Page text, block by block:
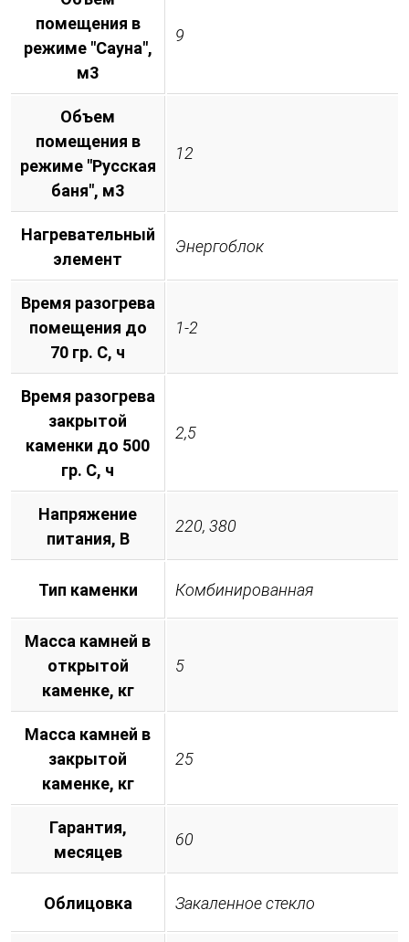
помещения в
режиме "Сауна",
м3
9
Объем
помещения в
режиме "Русская
баня", м3
12
Нагревательный
элемент
Энергоблок
Время разогрева
помещения до
70 гр. С, ч
1-2
Время разогрева
закрытой
каменки до 500
гр. С, ч
2,5
Напряжение
питания, B
220, 380
Тип каменки Комбинированная
Масса камней в
открытой
каменке, кг
5
Масса камней в
закрытой
каменке, кг
25
Гарантия,
месяцев
60
Облицовка Закаленное стекло